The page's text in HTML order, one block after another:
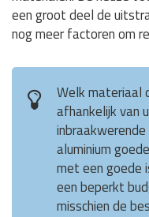
een groot deel de
nog meer factoren om
Welk materiaal
afhankelijk van
aluminium
met een goede
een beperkt
misschien de